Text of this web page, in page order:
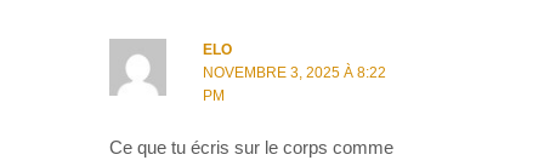
ELO
NOVEMBRE 3, 2025 À 8:22
PM
Ce que tu écris sur le corps comme